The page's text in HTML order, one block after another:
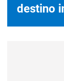
destino